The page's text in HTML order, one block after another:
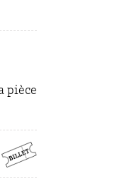
pièce